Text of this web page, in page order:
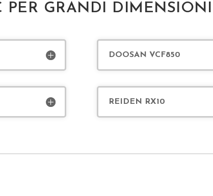
PER GRANDI DIMENSIONI
DOOSAN VCF850
REIDEN RX10